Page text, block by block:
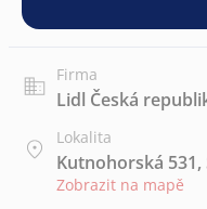
Firma
Lidl Česká
Lokalita
Kutnohorská
Zobrazit na mapě